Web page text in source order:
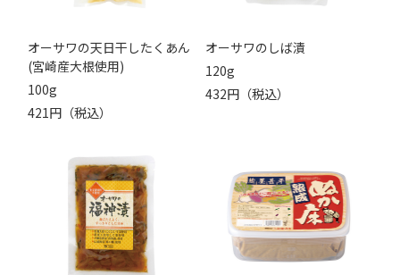
オーサワの天日干したくあん
(宮崎産大根使用)
100g
421円（税込）
オーサワのしば漬
120g
432円（税込）